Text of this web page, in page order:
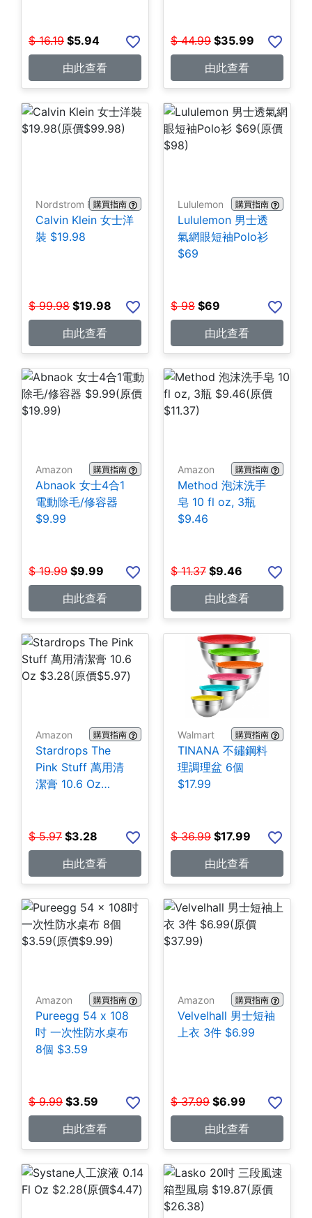
$ 16.19 $5.94
由此查看
$ 44.99 $35.99
由此查看
Nordstrom Rack購買指南
Calvin Klein 女士洋
裝 $19.98
$ 99.98 $19.98
由此查看
Lululemon 購買指南
Lululemon 男士透
氣網眼短袖Polo衫
$69
$ 98 $69
由此查看
Amazon 購買指南
Abnaok 女士4合1
電動除毛/修容器
$9.99
$ 19.99 $9.99
由此查看
Amazon 購買指南
Method 泡沫洗手
皂 10 fl oz, 3瓶
$9.46
$ 11.37 $9.46
由此查看
Amazon 購買指南
Stardrops The
Pink Stuff 萬用清
潔膏 10.6 Oz
$ 5.97 $3.28
由此查看
Walmart 購買指南
TINANA 不鏽鋼料
理調理盆 6個
$17.99
$ 36.99 $17.99
由此查看
Amazon 購買指南
Pureegg 54 x 108
吋 一次性防水桌布
8個 $3.59
$ 9.99 $3.59
由此查看
Amazon 購買指南
Velvelhall 男士短袖
上衣 3件 $6.99
$ 37.99 $6.99
由此查看